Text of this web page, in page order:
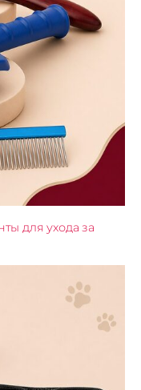
для ухода за